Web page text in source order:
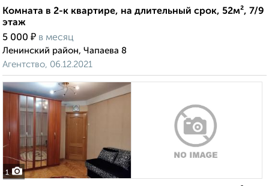
Комната в 2-к квартире, на длительный срок, 52м², 7/9
этаж
5 000 ₽ в месяц
Ленинский район, Чапаева 8
Агентство, 06.12.2021
1